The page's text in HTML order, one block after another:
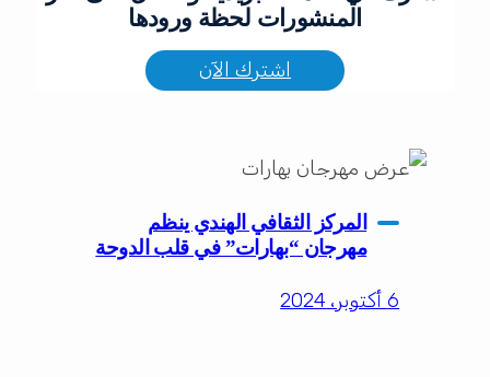
المنشورات لحظة ورودها
اشترك الآن
المركز الثقافي الهندي ينظم
مهرجان “بهارات” في قلب الدوحة
6 أكتوبر، 2024